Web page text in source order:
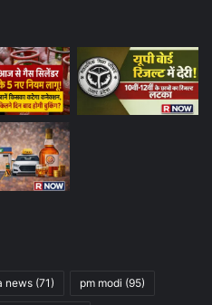
news (71) pm modi (95)